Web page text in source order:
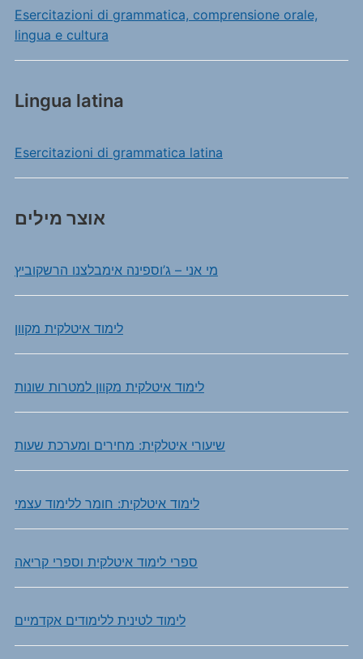
Esercitazioni di grammatica, comprensione orale,
lingua e cultura
Lingua latina
Esercitazioni di grammatica latina
אוצר מילים
מי אני – ג’וספינה אימבלצנו הרשקוביץ
לימוד איטלקית מקוון
לימוד איטלקית מקוון למטרות שונות
שיעורי איטלקית: מחירים ומערכת שעות
לימוד איטלקית: חומר ללימוד עצמי
ספרי לימוד איטלקית וספרי קריאה
לימוד לטינית ללימודים אקדמיים